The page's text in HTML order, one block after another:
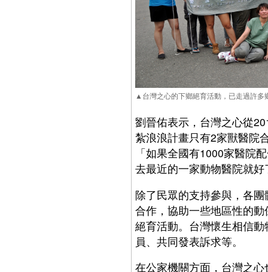
▲台灣之心的下鄉絕育活動，已走過許多
劉晉佑表示，台灣之心從
紮浪浪計畫只有2家獸醫院
「如果全國有1000家醫院
去最近的一家動物醫院就好
除了民眾的支持參與，各
合作，協助一些地區性的
絕育活動。台灣懷生相信
員、共同發表訴求等。
在公家機關方面，台灣之